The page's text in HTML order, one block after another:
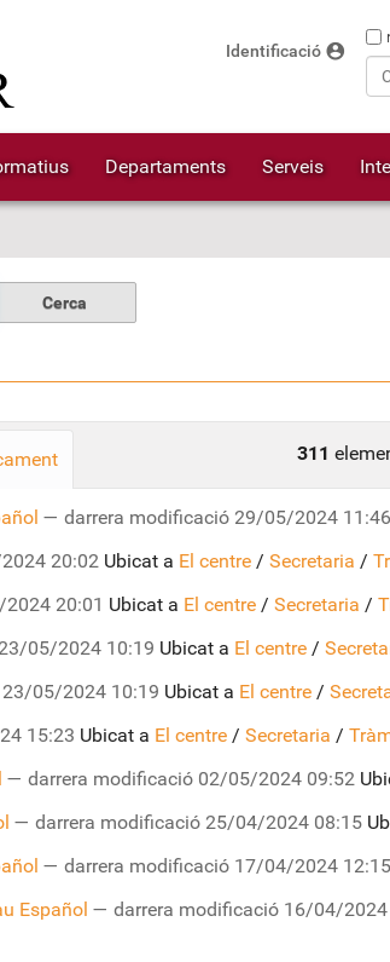
Identificació account_circle
Departaments Serveis
311
— darrera modificació 29/05/2024 11:46
20:02 Ubicat a El centre / Secretaria /
20:01 Ubicat a El centre / Secretaria /
23/05/2024 10:19 Ubicat a El centre /
23/05/2024 10:19 Ubicat a El centre /
15:23 Ubicat a El centre / Secretaria /
— darrera modificació 02/05/2024 09:52
— darrera modificació 25/04/2024 08:15
— darrera modificació 17/04/2024 12:15
Español — darrera modificació 16/04/2024